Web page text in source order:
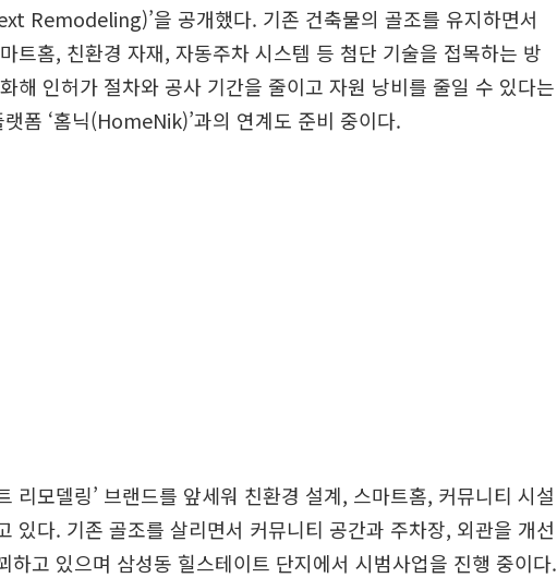
Remodeling)’을 공개했다. 기존 건축물의 골조를 유지하면서
트홈, 친환경 자재, 자동주차 시스템 등 첨단 기술을 접목하는 방
해 인허가 절차와 공사 기간을 줄이고 자원 낭비를 줄일 수 있다는
폼 ‘홈닉(HomeNik)’과의 연계도 준비 중이다.
리모델링’ 브랜드를 앞세워 친환경 설계, 스마트홈, 커뮤니티 시설
있다. 기존 골조를 살리면서 커뮤니티 공간과 주차장, 외관을 개선
하고 있으며 삼성동 힐스테이트 단지에서 시범사업을 진행 중이다.